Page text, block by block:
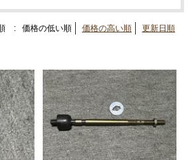
（ピットマンアーム アイドラー
キット タイロッドエンド な
ワイヤー類
MA63
GEU MA61
TEU MA63
: 価格の低い順 価格の高い順 更新日順